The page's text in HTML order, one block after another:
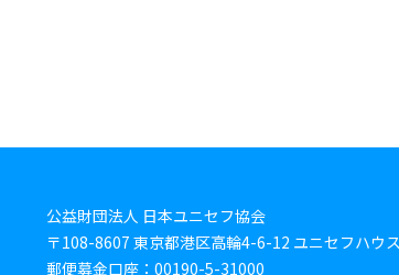
公益財団法人 日本ユニセフ協会
〒108-8607 東京都港区高輪4-6-12 ユニセフハウス
郵便募金口座：00190-5-31000